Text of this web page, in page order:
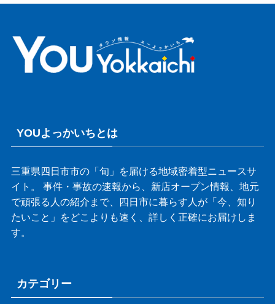
YOUよっかいちとは
三重県四日市市の「旬」を届ける地域密着型ニュースサ
イト。 事件・事故の速報から、新店オープン情報、地元
で頑張る人の紹介まで、四日市に暮らす人が「今、知り
たいこと」をどこよりも速く、詳しく正確にお届けしま
す。
カテゴリー